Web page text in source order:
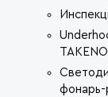
фонарь-